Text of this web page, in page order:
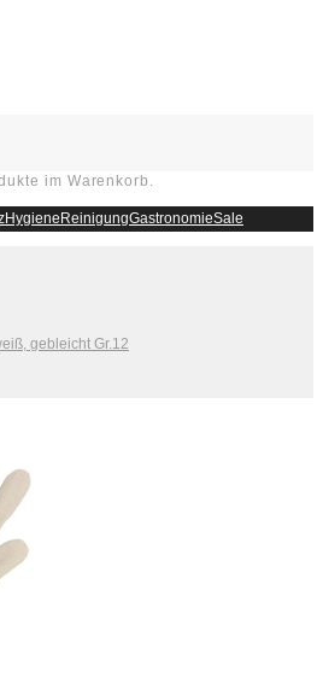
im Warenkorb.
HygieneReinigungGastronomieSale
gebleicht Gr.12